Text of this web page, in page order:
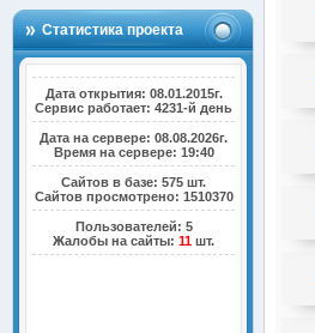
Статистика проекта
Дата открытия: 08.01.2015г.
Сервис работает: 4231-й день
Дата на сервере: 08.08.2026г.
Время на сервере: 19:40
Сайтов в базе: 575 шт.
Сайтов просмотрено: 1510370
Пользователей: 5
Жалобы на сайты:11 шт.